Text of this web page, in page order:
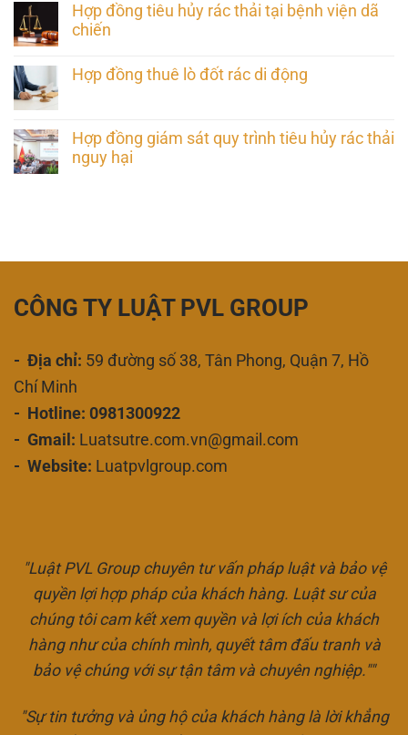
Hợp đồng tiêu hủy rác thải tại bệnh viện dã
chiến
Hợp đồng thuê lò đốt rác di động
Hợp đồng giám sát quy trình tiêu hủy rác thải
nguy hại
CÔNG TY LUẬT PVL GROUP
- Địa chỉ: 59 đường số 38, Tân Phong, Quận 7, Hồ
Chí Minh
- Hotline: 0981300922
- Gmail: Luatsutre.com.vn@gmail.com
- Website: Luatpvlgroup.com
"Luật PVL Group chuyên tư vấn pháp luật và bảo vệ
quyền lợi hợp pháp của khách hàng. Luật sư của
chúng tôi cam kết xem quyền và lợi ích của khách
hàng như của chính mình, quyết tâm đấu tranh và
bảo vệ chúng với sự tận tâm và chuyên nghiệp.""
"Sự tin tưởng và ủng hộ của khách hàng là lời khẳng